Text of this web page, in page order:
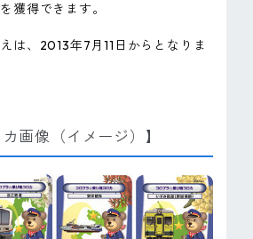
獲得できます。
は、2013年7月11日からとなりま
カ画像（イメージ）】